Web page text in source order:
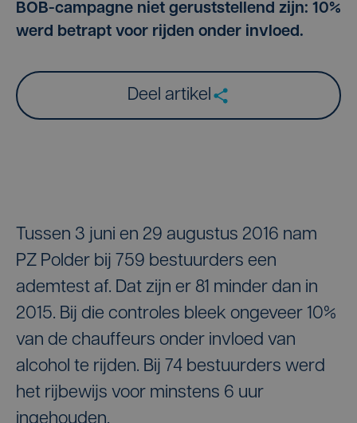
BOB-campagne niet geruststellend zijn: 10%
werd betrapt voor rijden onder invloed.
Deel artikel
Tussen 3 juni en 29 augustus 2016 nam
PZ Polder bij 759 bestuurders een
ademtest af. Dat zijn er 81 minder dan in
2015. Bij die controles bleek ongeveer 10%
van de chauffeurs onder invloed van
alcohol te rijden. Bij 74 bestuurders werd
het rijbewijs voor minstens 6 uur